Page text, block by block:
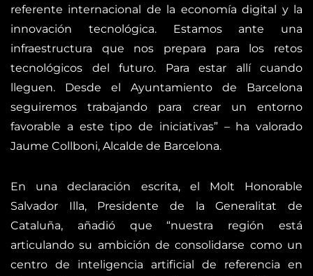
referente internacional de la economía digital y la
innovación tecnológica. Estamos ante una
infraestructura que nos prepara para los retos
tecnológicos del futuro. Para estar allí cuando
lleguen. Desde el Ayuntamiento de Barcelona
seguiremos trabajando para crear un entorno
favorable a este tipo de iniciativas” – ha valorado
Jaume Collboni, Alcalde de Barcelona.
En una declaración escrita, el Molt Honorable
Salvador Illa, Presidente de la Generalitat de
Cataluña, añadió que “nuestra región está
articulando su ambición de consolidarse como un
centro de inteligencia artificial de referencia en